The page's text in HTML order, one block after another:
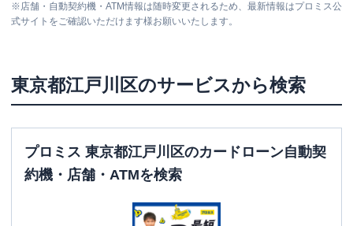
※店舗・自動契約機・ATM情報は随時変更されるため、最新情報はプロミス公
式サイトをご確認いただけます様お願いいたします。
東京都江戸川区のサービスから検索
プロミス 東京都江戸川区のカードローン自動契
約機・店舗・ATMを検索